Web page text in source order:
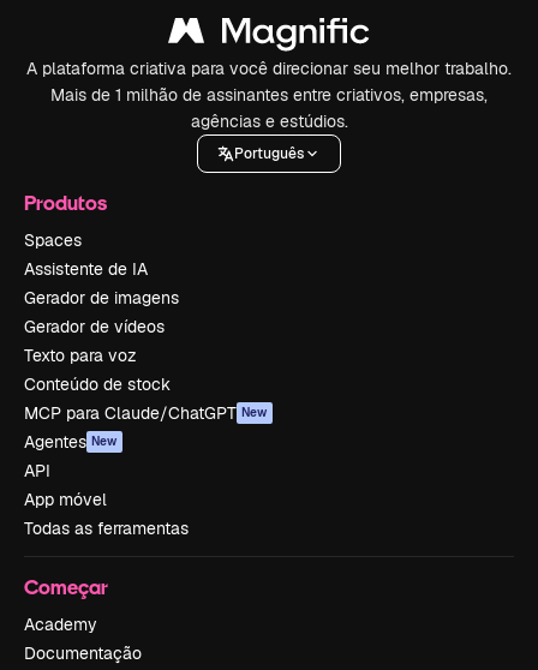
A plataforma criativa para você direcionar seu melhor trabalho.
Mais de 1 milhão de assinantes entre criativos, empresas,
agências e estúdios.
Português
Produtos
Spaces
Assistente de IA
Gerador de imagens
Gerador de vídeos
Texto para voz
Conteúdo de stock
MCP para Claude/ChatGPT New
Agentes New
API
App móvel
Todas as ferramentas
Começar
Academy
Documentação